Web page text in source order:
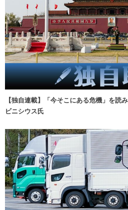
【独自連載】「今そこにある危機」を読
ビニシウス氏